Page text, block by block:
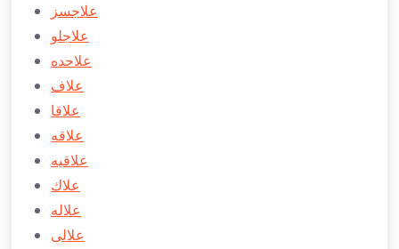
علاجسز
علاجلو
علاحده
علاف
علاقا
علاقه
علاقيه
علاك
علاله
علالی